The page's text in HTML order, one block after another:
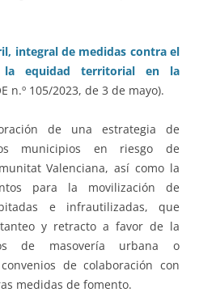
integral de medidas contra el
la equidad territorial en la
n.º 105/2023, de 3 de mayo).
de una estrategia de
municipios en riesgo de
Valenciana, así como la
para la movilización de
e infrautilizadas, que
y retracto a favor de la
de masovería urbana o
de colaboración con
medidas de fomento.